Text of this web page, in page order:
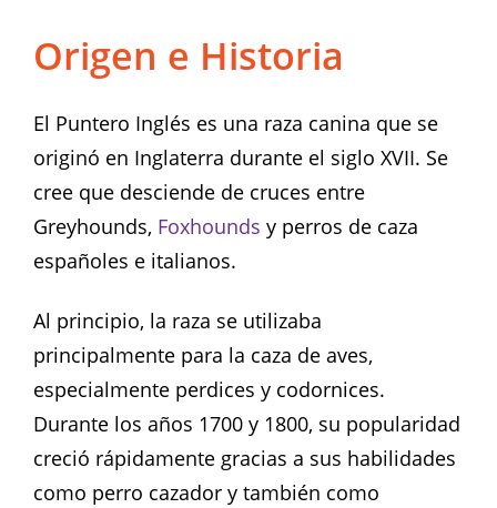
Origen e Historia
El Puntero Inglés es una raza canina que se
originó en Inglaterra durante el siglo XVII. Se
cree que desciende de cruces entre
Greyhounds, Foxhounds y perros de caza
españoles e italianos.
Al principio, la raza se utilizaba
principalmente para la caza de aves,
especialmente perdices y codornices.
Durante los años 1700 y 1800, su popularidad
creció rápidamente gracias a sus habilidades
como perro cazador y también como